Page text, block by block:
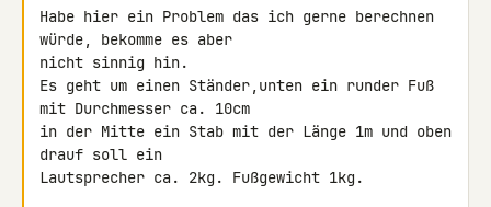
Habe hier ein Problem das ich gerne berechnen
würde, bekomme es aber
nicht sinnig hin.
Es geht um einen Ständer,unten ein runder Fuß
mit Durchmesser ca. 10cm
in der Mitte ein Stab mit der Länge 1m und oben
drauf soll ein
Lautsprecher ca. 2kg. Fußgewicht 1kg.